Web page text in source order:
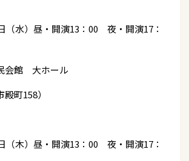
（水）昼・開演13：00 夜・開演17：
会館 大ホール
殿町158）
（木）昼・開演13：00 夜・開演17：